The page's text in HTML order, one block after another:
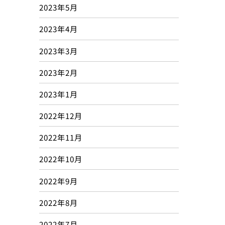
2023年5月
2023年4月
2023年3月
2023年2月
2023年1月
2022年12月
2022年11月
2022年10月
2022年9月
2022年8月